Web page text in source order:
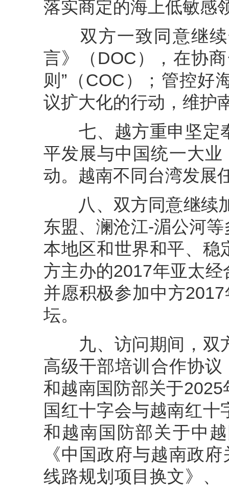
落实商定的海上低敏感
双方一致同意继续
言》（DOC），在协
则”（COC）；管控好
议扩大化的行动，维护
七、越方重申坚定
平发展与中国统一大业
动。越南不同台湾发展
八、双方同意继续加
东盟、澜沧江-湄公河
本地区和世界和平、稳
方主办的2017年亚太
并愿积极参加中方
坛。
九、访问期间，双
高级干部培训合作协
和越南国防部关于
国红十字会与越南红
和越南国防部关于中
《中国政府与越南政
线路规划项目换文》、